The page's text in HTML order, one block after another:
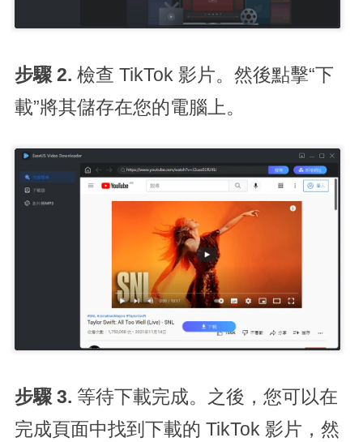
步驟 2. 檢查 TikTok 影片。然後點擊“下
載”將其儲存在您的電腦上。
步驟 3. 等待下載完成。之後，您可以在
完成頁面中找到下載的 TikTok 影片，然